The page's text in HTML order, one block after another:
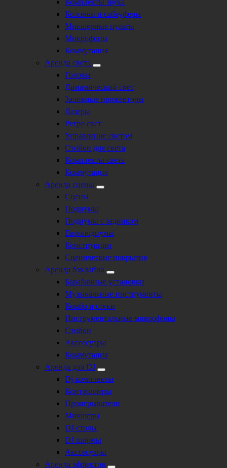
Колонки и сабвуферы
Микшерные пульты
Микрофоны
Коммутация
Аренда света
Головы
Динамический свет
Заливные прожекторы
Лазеры
Ретро свет
Управление светом
Стойки для света
Комплекты света
Коммутация
Аренда сцены
Сцены
Подиумы
Подиумы с задником
Европодиумы
Конструкции
Сценические покрытия
Аренда бэклайна
Барабанные установки
Музыкальные инструменты
Комбо и стеки
Инструментальные микрофоны
Стойки
Аксессуары
Коммутация
Аренда для DJ
Dj-комплекты
Контроллеры
Проигрыватели
Микшеры
DJ столы
DJ ширмы
Акссесуары
Аренда эффектов